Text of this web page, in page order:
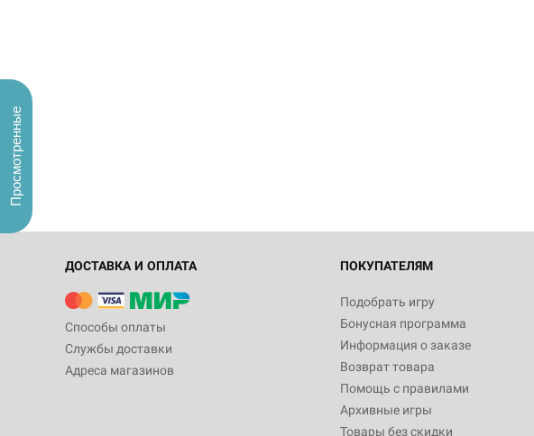
ДОСТАВКА И ОПЛАТА
Способы оплаты
Службы доставки
Адреса магазинов
ПОКУПАТЕЛЯМ
Подобрать игру
Бонусная программа
Информация о заказе
Возврат товара
Помощь с правилами
Архивные игры
Товары без скидки
Просмотренные